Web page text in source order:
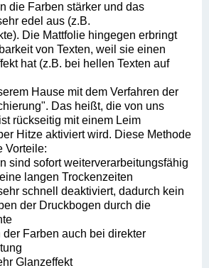
die Farben stärker und das
edel aus (z.B.
Die Mattfolie hingegen erbringt
von Texten, weil sie einen
hat (z.B. bei hellen Texten auf
Hause mit dem Verfahren der
Das heißt, die von uns
rückseitig mit einem Leim
Hitze aktiviert wird. Diese Methode
Vorteile:
sind sofort weiterverarbeitungsfähig
langen Trockenzeiten
schnell deaktiviert, dadurch kein
der Druckbogen durch die
der Farben auch bei direkter
Glanzeffekt